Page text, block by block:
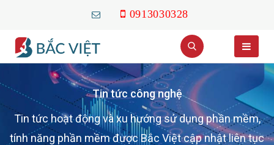
0913030328
Tin tức công nghệ
Tin tức hoạt động và xu hướng sử dụng phần mềm,
tính năng phần mềm được Bắc Việt cập nhật liên tục